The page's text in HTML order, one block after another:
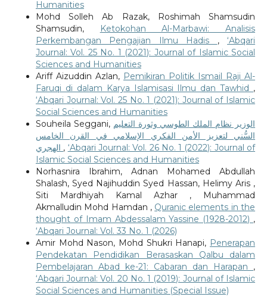
Humanities
Mohd Solleh Ab Razak, Roshimah Shamsudin
Shamsudin,
Ketokohan Al-Marbawi: Analisis
Perkembangan Pengajian Ilmu Hadis ,‘Abqari
Journal: Vol. 25 No. 1 (2021): Journal of Islamic Social
Sciences and Humanities
Ariff Aizuddin Azlan, Pemikiran Politik Ismail Raji Al-
Faruqi di dalam Karya Islamisasi Ilmu dan Tawhid ,
‘Abqari Journal: Vol. 25 No. 1 (2021): Journal of Islamic
Social Sciences and Humanities
Souheila Seggani, الوزير نظام الملك الطوسي وثورة التعليم
السُّني لتعزيز الأمن الفكري الإسلامي في القرن الخامس
, ‘Abqari Journal: Vol. 26 No. 1 (2022): Journal of
Islamic Social Sciences and Humanities
Norhasnira Ibrahim, Adnan Mohamed Abdullah
Shalash, Syed Najihuddin Syed Hassan, Helimy Aris ,
Siti Mardhiyah Kamal Azhar , Muhammad
Akmalludin Mohd Hamdan , Quranic elements in the
thought of Imam Abdessalam Yassine (1928-2012) ,
‘Abqari Journal: Vol. 33 No. 1 (2026)
Amir Mohd Nason, Mohd Shukri Hanapi, Penerapan
Pendekatan Pendidikan Berasaskan Qalbu dalam
Pembelajaran Abad ke-21: Cabaran dan Harapan ,
‘Abqari Journal: Vol. 20 No. 1 (2019): Journal of Islamic
Social Sciences and Humanities (Special Issue)